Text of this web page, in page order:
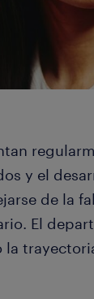
y el
de la
El
la